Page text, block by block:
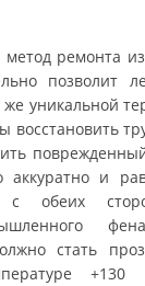
ремонта
позволит
же уникальной
аккуратно и
с обеих
стать
+130